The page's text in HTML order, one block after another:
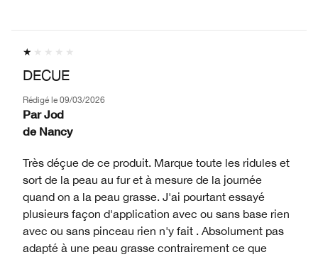
DECUE
Rédigé le 09/03/2026
Par Jod
de Nancy
Très déçue de ce produit. Marque toute les ridules et
sort de la peau au fur et à mesure de la journée
quand on a la peau grasse. J'ai pourtant essayé
plusieurs façon d'application avec ou sans base rien
avec ou sans pinceau rien n'y fait . Absolument pas
adapté à une peau grasse contrairement ce que